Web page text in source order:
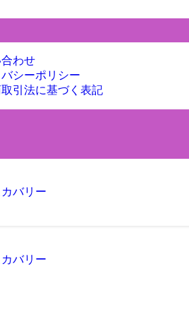
わせ
シーポリシー
引法に基づく表記